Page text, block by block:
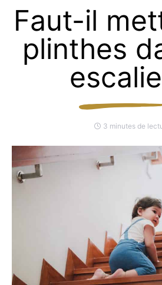
Faut-il
plinthes
3 minutes de